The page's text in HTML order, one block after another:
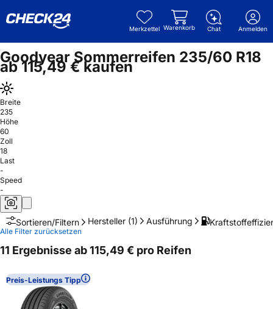
Merkzettel Warenkorb Chat Anmelden
Goodyear Sommerreifen 235/60 R18
ab 115,49 € kaufen
Breite
235
Höhe
60
Zoll
18
Last
-
Speed
-
Sortieren/Filtern Hersteller (1) Ausführung
Alle Filter zurücksetzen
11 Ergebnisse ab 115,49 € pro Reifen
Preis-Leistungs Tipp